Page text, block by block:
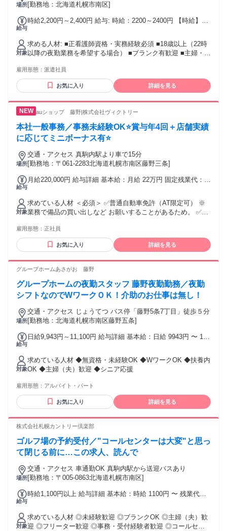
場所つバス「藤野４－４」下車 徒歩2分
[勤務地：北海道札幌市南区]
給与
時給2,200円～2,400円 給与: 時給：2200～2400円 【時給】
円 ※派遣先施設・経験等により変動する場合があります。 ※
日払い・週払い可 ※試用期間なし
対象
求める人材: ■正看護師資格・実務経験必須 ■18歳以上（22時
以降の夜勤業務を希望する場合） ■ブランク有歓迎 ■主婦・主
雇用形態： 派遣社員
お気に入り 詳細を見る
auショップ 藤野|株式会社ヴィクトリー
本社一般事務／事務未経験OK⭐賞与年4回＋店舗実績
に応じてミニボーナス有⭐
場所
交通・アクセス 真駒内駅より車で15分
[勤務地：〒061-2283北海道札幌市南区藤野三条]
給与
月給220,000円 給与詳細 基本給：月給 22万円 固定残業代：な
当金額：なし 全員に一律で支払われるその他手当金額：なし
✅昇給あり/年1回 ✅賞与あり ┣年4回/3ヶ月毎 ┗入社6ヶ月後
から対象 ＼ミニボーナス支給あり／ ⭐店舗の成果をみんなに
還元♪ 事務スタッフにノルマはありませんが、 店舗の売上目
給実績多数 ⭐100％達成で最大5万円支給!!
対象
求めている人材 ＜必須＞ ✅普通自動車免許（AT限定可） ※
業務で備品の買い出しなど お願いすることがあるため。 ✅学
新卒歓迎 ✅事務経験者歓迎 ✅人事・労務や経理の経験がある
方歓迎 ◌◍┈┈┈┈┈┈┈┈┈┈┈┈┈┈┈⿻*.· ⸜⸜✨こんな方にピッタリ
ームワークを大切にできる方 ✋収入アップを目指したい方 ✋
つけたい方 ⭐未経験から始めた先輩も多数活躍中！ 分からな
いことは気軽に質問できる、 風通しの良い職場です。
・一般事務・受付・営業事務などの オフィスワーク経験 ・ア
パレル・携帯ショップ・ 家電量販店などでの販売経験 ・居酒
ル・サービス業での接客経験 ・コールセンターでのお客様対
ュニケーション力も 活かせる仕事です！
雇用形態： 正社員
お気に入り 詳細を見る
グループホームあさがお 藤野
グループホームの夜勤スタッフ 藤野夜勤勤務／夜勤
シフトなのでWワークＯＫ！介助のお仕事は無し！
場所
交通・アクセス じょうてつ バス停「藤野5条7丁目」徒歩５分
[勤務地：北海道札幌市南区藤野五条]
給与
日給9,943円～11,100円 給与詳細 基本給：日給 9943円 〜 1万
れる通勤・皆勤・家族手当金額：なし 全員に一律で支払われ
るその他手当金額：なし 経験や保有資格も考慮します！ 深夜
業務手当有。
対象
求めている人材 ◆無資格・未経験OK ◆WワークOK ◆扶養内
OK ◆主婦（夫）歓迎 ◆シニア応援
雇用形態： アルバイト・パート
お気に入り 詳細を見る
株式会社札幌カントリー倶楽部
ゴルフ場の予約受付／"コールセンターは大変"と思っ
て閉じる前に…この求人、読んで
場所
交通・アクセス 車通勤OK 真駒内駅から送迎バスあり
[勤務地：〒005-0863北海道札幌市南区]
給与
時給1,100円以上 給与詳細 基本給：時給 1100円 〜 残業代全
対象
求めている人材 ◎未経験歓迎 ◎ブランクOK ◎主婦（夫）歓
迎 ◎フリーター歓迎 ◎事務・受付経験者歓迎 ◎コールセン